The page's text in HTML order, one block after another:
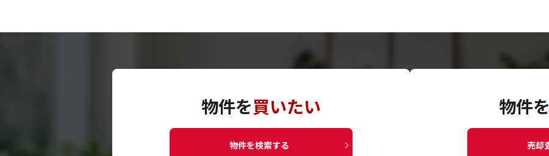
物件を買いたい
物件を検索する
物件を
売却